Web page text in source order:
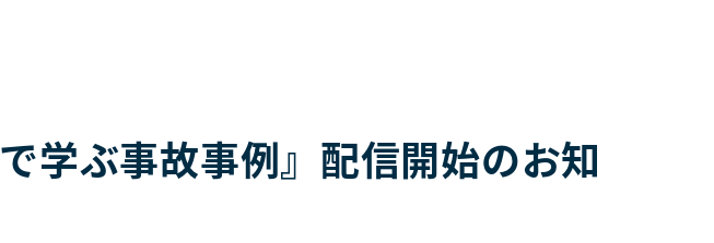
学ぶ事故事例』配信開始のお知